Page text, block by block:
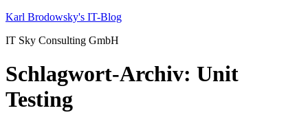
Zum
springen
Karl Brodowsky's IT-Blog
IT Sky Consulting GmbH
Schlagwort-Archiv: Unit
Testing